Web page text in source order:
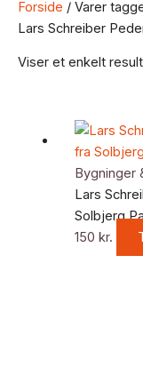
Forside / Varer
Lars Schreiber
Viser et enkelt
Bygninger
Lars
Solbjerg
150 kr.